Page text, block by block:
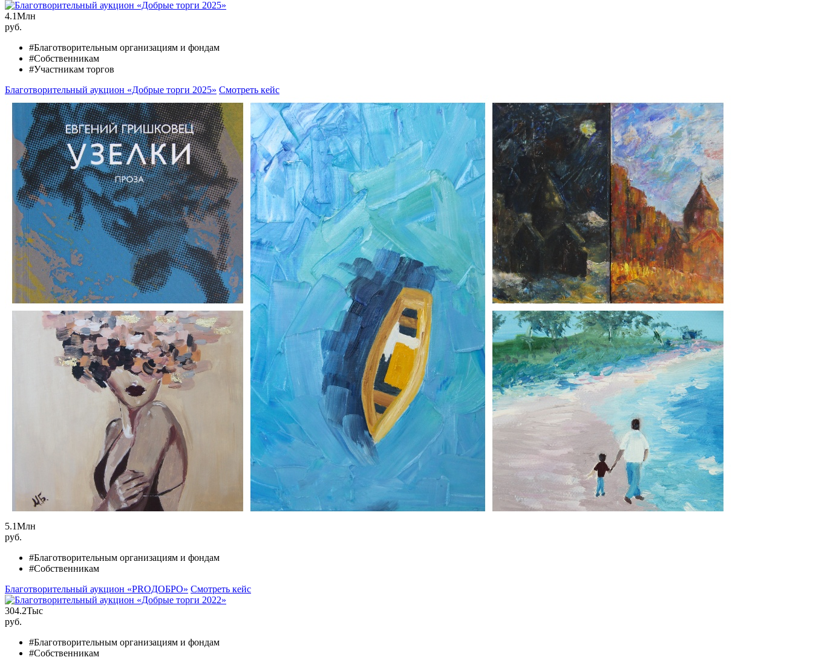
4.1Млн
руб.
#Благотворительным организациям и фондам
#Собственникам
#Участникам торгов
Благотворительный аукцион «Добрые торги 2025» Смотреть кейс
5.1Млн
руб.
#Благотворительным организациям и фондам
#Собственникам
Благотворительный аукцион «PROДОБРО» Смотреть кейс
304.2Тыс
руб.
#Благотворительным организациям и фондам
#Собственникам